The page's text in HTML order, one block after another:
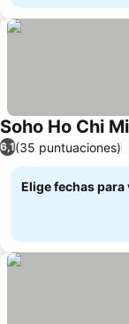
Soho Ho Chi
6,1(35 puntuaciones)
Elige fechas